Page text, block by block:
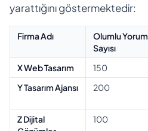
yarattığını göstermektedir:
Firma Adı
Olumlu Yorum
Sayısı
X Web Tasarım 150
Y Tasarım Ajansı
200
Z Dijital
100